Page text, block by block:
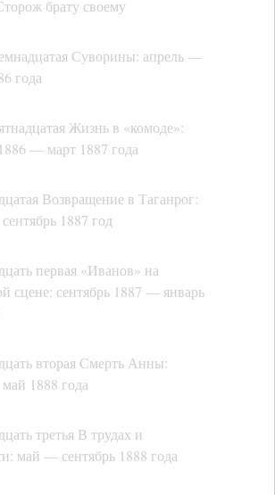
брату своему
Суворины: апрель —
года
Жизнь в «комоде»:
— март 1887 года
Возвращение в Таганрог:
1887 год
первая «Иванов» на
сцене: сентябрь 1887 — январь
вторая Смерть Анны:
1888 года
третья В трудах и
май — сентябрь 1888 года